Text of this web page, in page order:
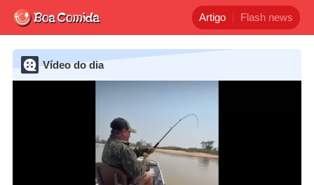
Artigo Flash news
Vídeo do dia